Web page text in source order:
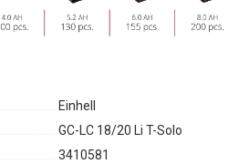
Einhell
GC-LC 18/20 Li T-Solo
3410581